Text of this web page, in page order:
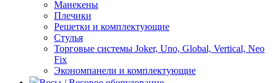
Манекены
Плечики
Решетки и комплектующие
Стулья
Торговые системы Joker, Uno, Global, Vertical, Neo
Fix
Экономпанели и комплектующие